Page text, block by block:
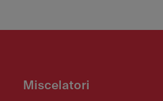
Miscelatori